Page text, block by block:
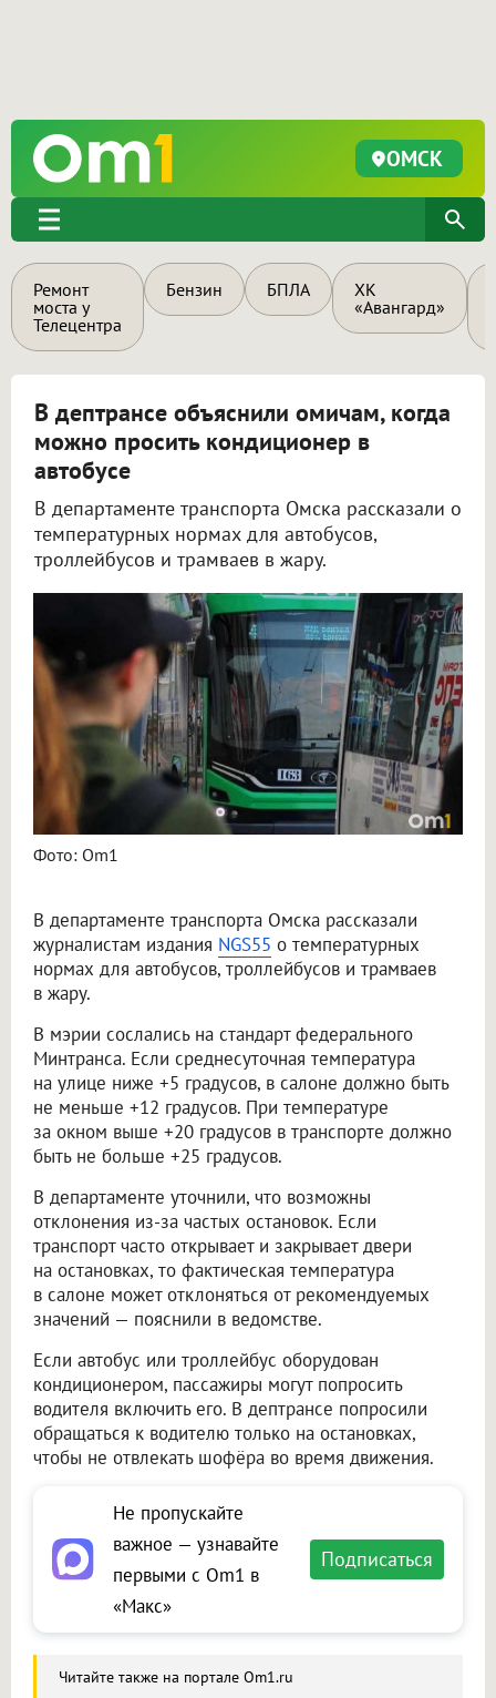
ОМСК
Ремонт
моста у
Телецентра
Бензин БПЛА
ХК
«Авангард»
В дептрансе объяснили омичам, когда
можно просить кондиционер в
автобусе
В департаменте транспорта Омска рассказали о
температурных нормах для автобусов,
троллейбусов и трамваев в жару.
Фото: Om1
В департаменте транспорта Омска рассказали
журналистам издания NGS55 о температурных
нормах для автобусов, троллейбусов и трамваев
в жару.
В мэрии сослались на стандарт федерального
Минтранса. Если среднесуточная температура
на улице ниже +5 градусов, в салоне должно быть
не меньше +12 градусов. При температуре
за окном выше +20 градусов в транспорте должно
быть не больше +25 градусов.
В департаменте уточнили, что возможны
отклонения из-за частых остановок. Если
транспорт часто открывает и закрывает двери
на остановках, то фактическая температура
в салоне может отклоняться от рекомендуемых
значений — пояснили в ведомстве.
Если автобус или троллейбус оборудован
кондиционером, пассажиры могут попросить
водителя включить его. В дептрансе попросили
обращаться к водителю только на остановках,
чтобы не отвлекать шофёра во время движения.
Не пропускайте
важное — узнавайте
первыми с Om1 в
«Макс»
Подписаться
Читайте также на портале Om1.ru